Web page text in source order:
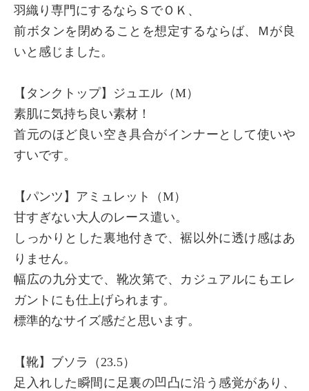
羽織り専門にするならＳでＯＫ、
前ボタンを閉めることを想定するならば、Ｍが良
いと感じました。
【タンクトップ】ジュエル（М）
素肌に気持ち良い素材！
首元のほど良い空き具合がインナーとして使いや
すいです。
【パンツ】アミュレット（М）
甘すぎない大人のレース遣い。
しっかりとした裏地付きで、裾以外に透け感はあ
りません。
幅広の九分丈で、靴次第で、カジュアルにもエレ
ガントにも仕上げられます。
標準的なサイズ感だと思います。
【靴】ブソラ（23.5）
足入れした瞬間に足裏の凹凸に沿う感覚があり、